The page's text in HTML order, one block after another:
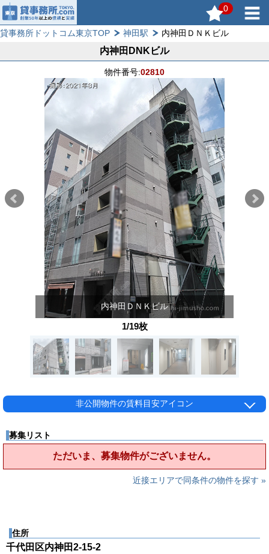
0
貸事務所ドットコム東京TOP 神田駅 内神田ＤＮＫビル
内神田DNKビル
物件番号:02810
内神田ＤＮＫビル
1/19枚
非公開物件の賃料目安アイコン
募集リスト
ただいま、募集物件がございません。
近接エリアで同条件の物件を探す »
住所
千代田区内神田2-15-2